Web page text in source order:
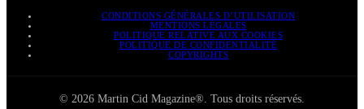
CONDITIONS GÉNÉRALES D’UTILISATION
MENTIONS LÉGALES
POLITIQUE RELATIVE AUX COOKIES
POLITIQUE DE CONFIDENTIALITÉ
COPYRIGHTS
© 2026 Martin Cid Magazine®. Tous droits réservés.